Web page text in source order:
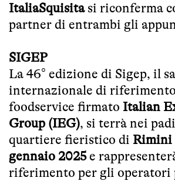
ItaliaSquisitasi riconferma
partner di entrambi gli
SIGEP
La 46° edizione di Sigep, il
internazionale di
foodservice firmato Italian
Group (IEG), si terrà nei
quartiere fieristico di Rimini
gennaio 2025e
riferimento per gli operatori